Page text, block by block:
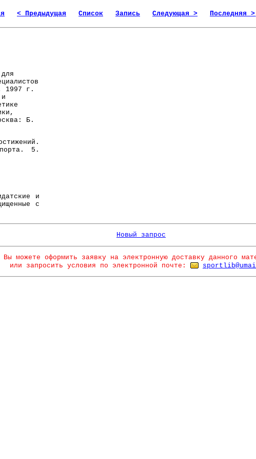
< Предыдущая Список Запись Следующая > Последняя >|
1997 г.
Б.
5.
и
с
Новый запрос
Вы можете оформить заявку на электронную доставку данного
или запросить условия по электронной почте: